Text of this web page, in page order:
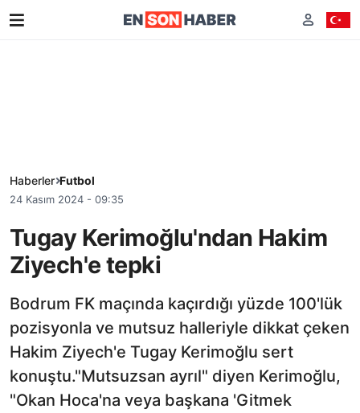
Haberler Futbol
24 Kasım 2024 - 09:35
Tugay Kerimoğlu'ndan Hakim
Ziyech'e tepki
Bodrum FK maçında kaçırdığı yüzde 100'lük
pozisyonla ve mutsuz halleriyle dikkat çeken
Hakim Ziyech'e Tugay Kerimoğlu sert
konuştu."Mutsuzsan ayrıl" diyen Kerimoğlu,
"Okan Hoca'na veya başkana 'Gitmek